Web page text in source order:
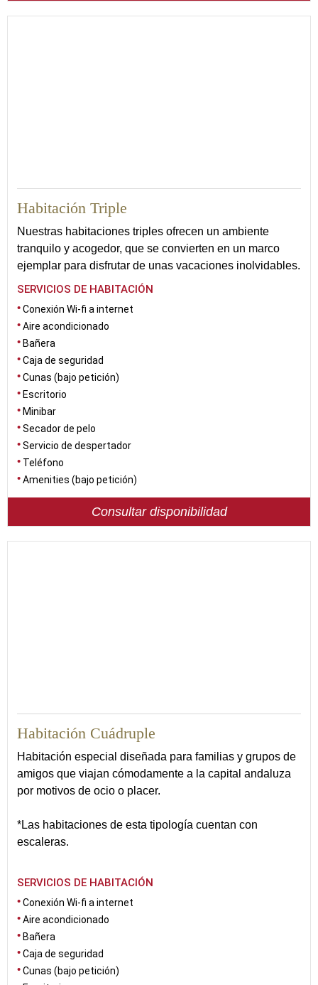
Habitación Triple
Nuestras habitaciones triples ofrecen un ambiente
tranquilo y acogedor, que se convierten en un marco
ejemplar para disfrutar de unas vacaciones inolvidables.
SERVICIOS DE HABITACIÓN
Conexión Wi-fi a internet
Aire acondicionado
Bañera
Caja de seguridad
Cunas (bajo petición)
Escritorio
Minibar
Secador de pelo
Servicio de despertador
Teléfono
Amenities (bajo petición)
Consultar disponibilidad
Habitación Cuádruple
Habitación especial diseñada para familias y grupos de
amigos que viajan cómodamente a la capital andaluza
por motivos de ocio o placer.
*Las habitaciones de esta tipología cuentan con
escaleras.
SERVICIOS DE HABITACIÓN
Conexión Wi-fi a internet
Aire acondicionado
Bañera
Caja de seguridad
Cunas (bajo petición)